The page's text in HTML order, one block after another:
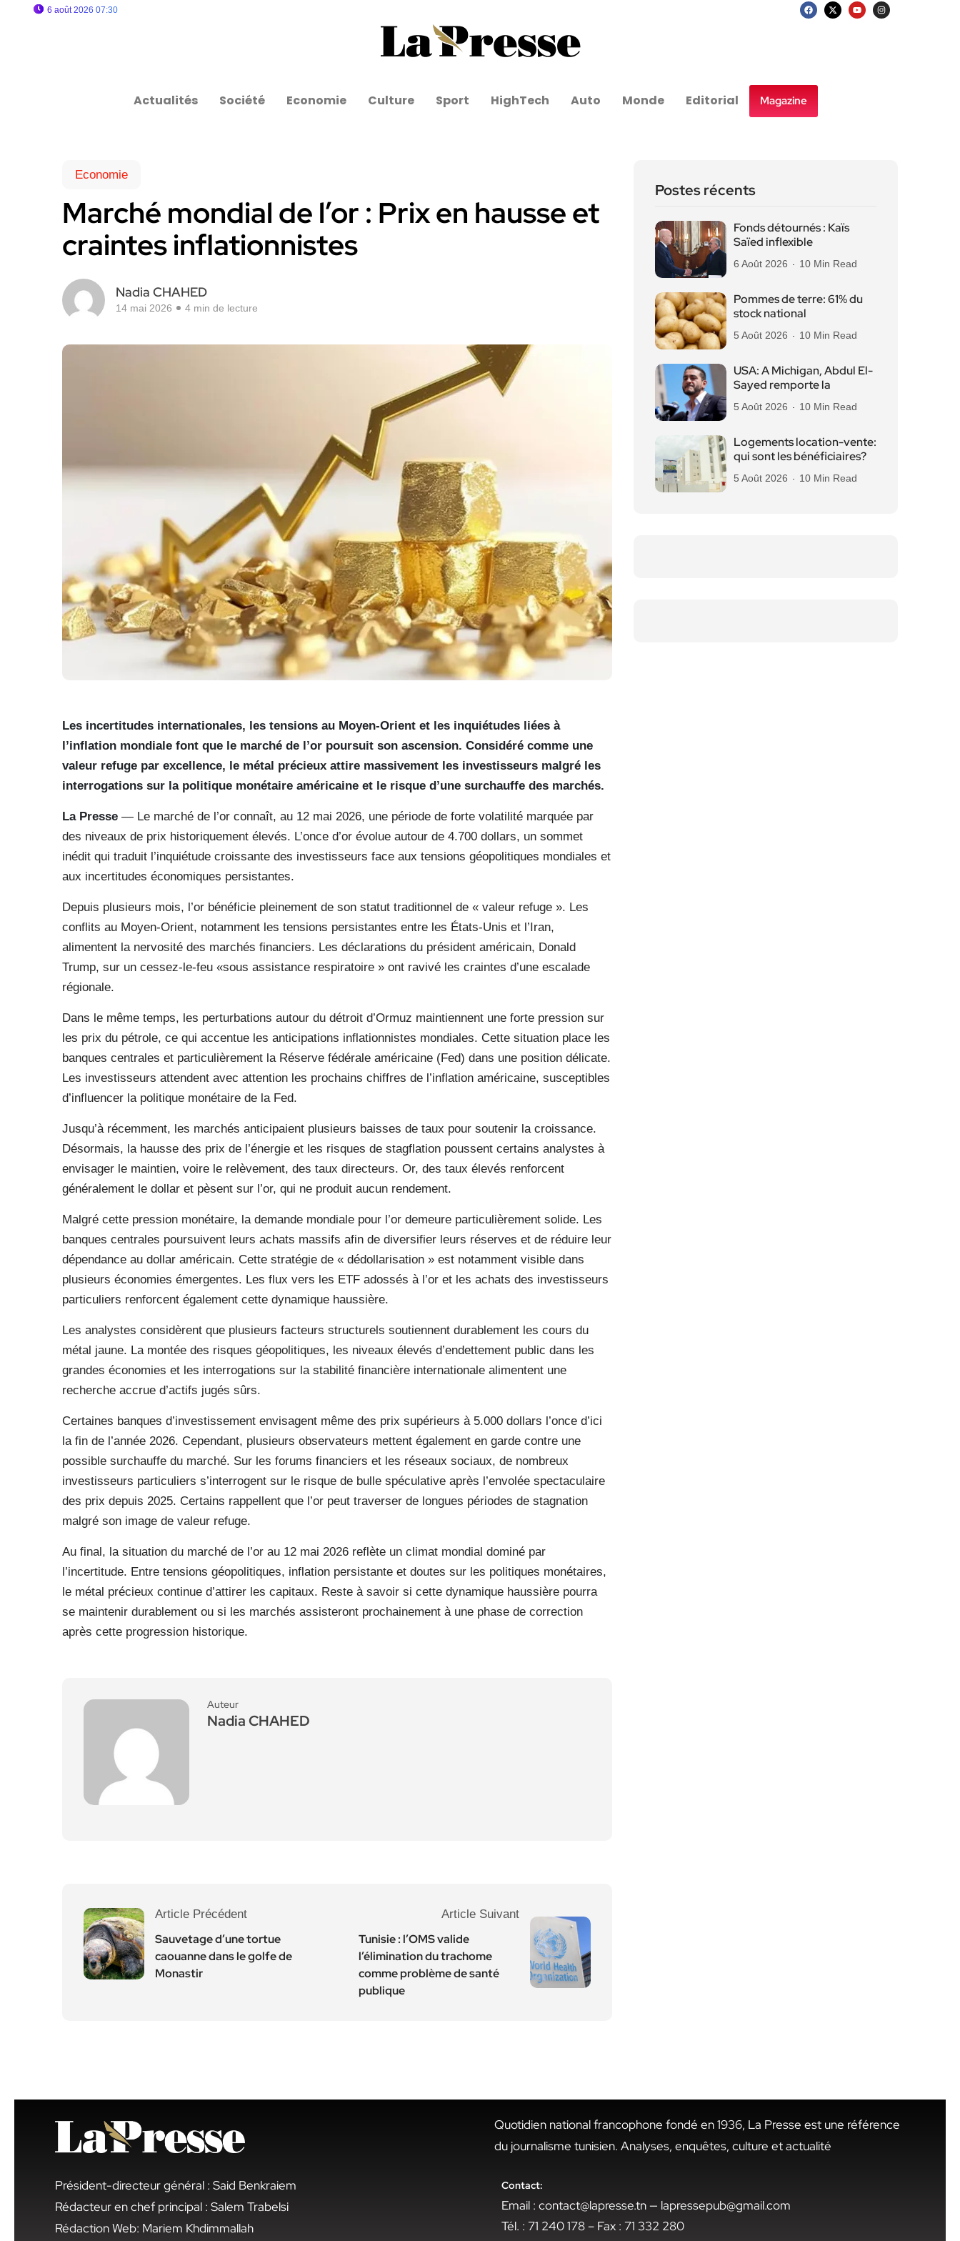
6 août 2026 07:30
Actualités Société Economie Culture Sport HighTech Auto Monde Editorial Magazine
Economie
Marché mondial de l’or : Prix en hausse et
craintes inflationnistes
Nadia CHAHED
14 mai 2026 4 min de lecture
Les incertitudes internationales, les tensions au Moyen-Orient et les inquiétudes liées à
l’inflation mondiale font que le marché de l’or poursuit son ascension. Considéré comme une
valeur refuge par excellence, le métal précieux attire massivement les investisseurs malgré les
interrogations sur la politique monétaire américaine et le risque d’une surchauffe des marchés.
La Presse — Le marché de l’or connaît, au 12 mai 2026, une période de forte volatilité marquée par
des niveaux de prix historiquement élevés. L’once d’or évolue autour de 4.700 dollars, un sommet
inédit qui traduit l’inquiétude croissante des investisseurs face aux tensions géopolitiques mondiales et
aux incertitudes économiques persistantes.
Depuis plusieurs mois, l’or bénéficie pleinement de son statut traditionnel de « valeur refuge ». Les
conflits au Moyen-Orient, notamment les tensions persistantes entre les États-Unis et l’Iran,
alimentent la nervosité des marchés financiers. Les déclarations du président américain, Donald
Trump, sur un cessez-le-feu «sous assistance respiratoire » ont ravivé les craintes d’une escalade
régionale.
Dans le même temps, les perturbations autour du détroit d’Ormuz maintiennent une forte pression sur
les prix du pétrole, ce qui accentue les anticipations inflationnistes mondiales. Cette situation place les
banques centrales et particulièrement la Réserve fédérale américaine (Fed) dans une position délicate.
Les investisseurs attendent avec attention les prochains chiffres de l’inflation américaine, susceptibles
d’influencer la politique monétaire de la Fed.
Jusqu’à récemment, les marchés anticipaient plusieurs baisses de taux pour soutenir la croissance.
Désormais, la hausse des prix de l’énergie et les risques de stagflation poussent certains analystes à
envisager le maintien, voire le relèvement, des taux directeurs. Or, des taux élevés renforcent
généralement le dollar et pèsent sur l’or, qui ne produit aucun rendement.
Malgré cette pression monétaire, la demande mondiale pour l’or demeure particulièrement solide. Les
banques centrales poursuivent leurs achats massifs afin de diversifier leurs réserves et de réduire leur
dépendance au dollar américain. Cette stratégie de « dédollarisation » est notamment visible dans
plusieurs économies émergentes. Les flux vers les ETF adossés à l’or et les achats des investisseurs
particuliers renforcent également cette dynamique haussière.
Les analystes considèrent que plusieurs facteurs structurels soutiennent durablement les cours du
métal jaune. La montée des risques géopolitiques, les niveaux élevés d’endettement public dans les
grandes économies et les interrogations sur la stabilité financière internationale alimentent une
recherche accrue d’actifs jugés sûrs.
Certaines banques d’investissement envisagent même des prix supérieurs à 5.000 dollars l’once d’ici
la fin de l’année 2026. Cependant, plusieurs observateurs mettent également en garde contre une
possible surchauffe du marché. Sur les forums financiers et les réseaux sociaux, de nombreux
investisseurs particuliers s’interrogent sur le risque de bulle spéculative après l’envolée spectaculaire
des prix depuis 2025. Certains rappellent que l’or peut traverser de longues périodes de stagnation
malgré son image de valeur refuge.
Au final, la situation du marché de l’or au 12 mai 2026 reflète un climat mondial dominé par
l’incertitude. Entre tensions géopolitiques, inflation persistante et doutes sur les politiques monétaires,
le métal précieux continue d’attirer les capitaux. Reste à savoir si cette dynamique haussière pourra
se maintenir durablement ou si les marchés assisteront prochainement à une phase de correction
après cette progression historique.
Auteur
Nadia CHAHED
Article Précédent
Sauvetage d’une tortue
caouanne dans le golfe de
Monastir
Article Suivant
Tunisie : l’OMS valide
l’élimination du trachome
comme problème de santé
publique
Postes récents
Fonds détournés : Kaïs
Saïed inflexible
6 Août 2026 10 Min Read
Pommes de terre: 61% du
stock national
5 Août 2026 10 Min Read
USA: A Michigan, Abdul El-
Sayed remporte la
5 Août 2026 10 Min Read
Logements location-vente:
qui sont les bénéficiaires?
5 Août 2026 10 Min Read
Président-directeur général : Said Benkraiem
Rédacteur en chef principal : Salem Trabelsi
Rédaction Web: Mariem Khdimmallah
Quotidien national francophone fondé en 1936, La Presse est une référence
du journalisme tunisien. Analyses, enquêtes, culture et actualité
Contact:
Email : contact@lapresse.tn — lapressepub@gmail.com
Tél. : 71 240 178 – Fax : 71 332 280